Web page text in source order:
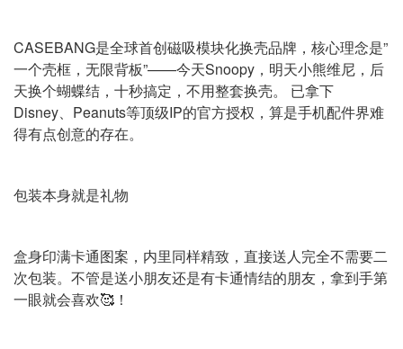
CASEBANG是全球首创磁吸模块化换壳品牌，核心理念是”
一个壳框，无限背板”——今天Snoopy，明天小熊维尼，后
天换个蝴蝶结，十秒搞定，不用整套换壳。 已拿下
Disney、Peanuts等顶级IP的官方授权，算是手机配件界难
得有点创意的存在。
包装本身就是礼物
盒身印满卡通图案，内里同样精致，直接送人完全不需要二
次包装。不管是送小朋友还是有卡通情结的朋友，拿到手第
一眼就会喜欢🥰！